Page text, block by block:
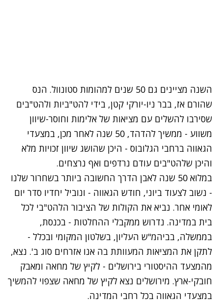
השנה מציינים גם 50 שנים למהומות סטונוול. הנס
שהורם אז, בבר ניו-יורקי קטן, בידי להט"ביות ולהט"בים
שסירבו להשלים עם מציאות של אלימות וחוסר-שיוון
משווע - ממשיך להדהד, 50 שנה לאחר מכן, במצעדי
הגאווה ברחבי הגלובוס - היכן שהושג שיוון זכויות מלא
והיכן שלהט"בים עודם נרדפים ואף נרצחים.
במלוא 50 שנה לאבן הדרך החשובה ביותר בשחרור שלנו
- נשוב לצעוד ביוני, חודש הגאווה - ונוביל יחדיו סדר יום
לאומי אחר. נביא את הקולות של הציבור הלהט"בי לכל
בית במדינה. נדרוש ממקבלי ההחלטות - בכנסת,
בממשלה, בביהמ"ש העליון, בשלטון המקומי ובכלל -
לתקן את המציאות המעוותת בה אנו אזרחים סוג ב'. נצא,
מהמצעד ההיסטורי בירושלים - לקיץ של מחאה ומאבק
חובקי-ארץ. מירושלים נצא לקיץ של מחאה שצפוי להמשיך
במצעדי הגאווה בכל רחבי המדינה.